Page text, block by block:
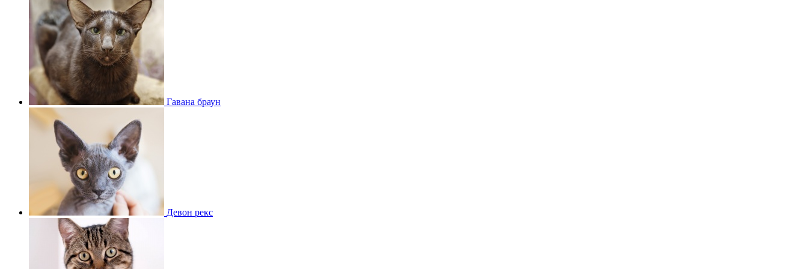
Гавана браун
Девон рекс